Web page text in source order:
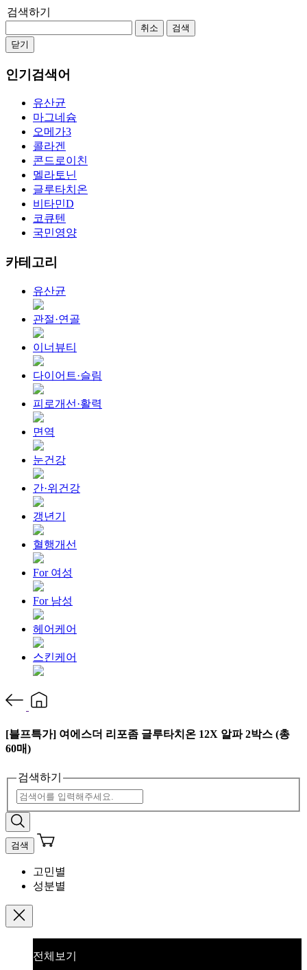
검색하기
취소
검색
닫기
인기검색어
유산균
마그네슘
오메가3
콜라겐
콘드로이친
멜라토닌
글루타치온
비타민D
코큐텐
국민영양
카테고리
유산균
관절·연골
이너뷰티
다이어트·슬림
피로개선·활력
면역
눈건강
간·위건강
갱년기
혈행개선
For 여성
For 남성
헤어케어
스킨케어
[블프특가] 여에스더 리포좀 글루타치온 12X 알파 2박스 (총
60매)
검색하기
검색
고민별
성분별
전체보기